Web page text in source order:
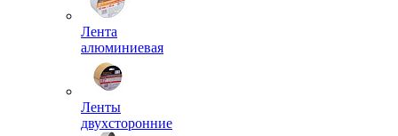
Лента
алюминиевая
Ленты
двухсторонние